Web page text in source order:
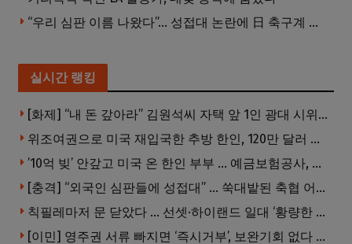
“우리 심판 이름 나왔다”… 성접대 논란에 日 축구계 발칵
실시간 랭킹
[화제] “내 돈 갚아라” 김원석씨 자택 앞 1인 광대 시위 … 한인 투자사, “108만 달러 못받아”
위조여권으로 미국 재입국한 추방 한인, 120만 달러 은행 사기 행각
’10억 빚’ 안갚고 미국 온 한인 부부 … 예금보험공사, 미국서 소송
[충격] “외국인 심판들에 성접대” … 쑥대밭된 축협 어디까지 추락하나
칙필레마저 문 닫았다 … 선셋·하이랜드 일대 ‘황량한 거리’로
[이민] 영주권 서류 빠지면 ‘즉시거부’, 보완기회 없다 … 이민심사 8월부터 확 바뀐다